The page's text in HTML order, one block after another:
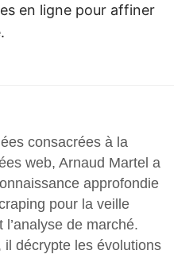
en ligne pour affiner
consacrées à la
web, Arnaud Martel a
approfondie
pour la veille
de marché.
il décrypte les évolutions